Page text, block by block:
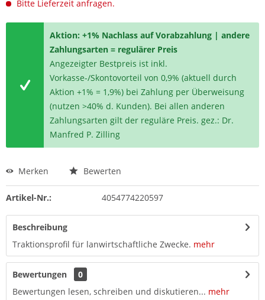
Bitte Lieferzeit anfragen.
Aktion: +1% Nachlass auf Vorabzahlung | andere
Zahlungsarten = regulärer Preis
Angezeigter Bestpreis ist inkl.
Vorkasse-/Skontovorteil von 0,9% (aktuell durch
Aktion +1% = 1,9%) bei Zahlung per Überweisung
(nutzen >40% d. Kunden). Bei allen anderen
Zahlungsarten gilt der reguläre Preis. gez.: Dr.
Manfred P. Zilling
Merken Bewerten
Artikel-Nr.: 4054774220597
Beschreibung
Traktionsprofil für lanwirtschaftliche Zwecke. mehr
Bewertungen
0
Bewertungen lesen, schreiben und diskutieren... mehr